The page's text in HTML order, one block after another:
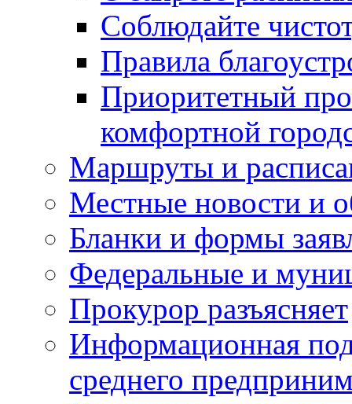
Соблюдайте
Правила
Приоритетный
комфортной
Маршруты и
Местные новости и
Бланки и формы
Федеральные и
Прокурор разъясняет
Информационная
среднего